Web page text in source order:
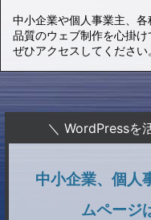
中小企業や個人事業主、
品質のウェブ制作を心掛け
ぜひアクセスしてください
＼ WordPressを
中小企業、個人
ムページ